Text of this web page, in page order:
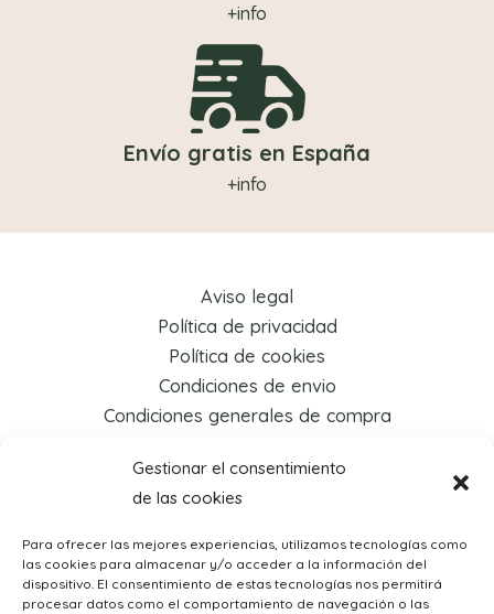
Gestionar el consentimiento
de las cookies
Para ofrecer las mejores experiencias, utilizamos tecnologías como
las cookies para almacenar y/o acceder a la información del
dispositivo. El consentimiento de estas tecnologías nos permitirá
procesar datos como el comportamiento de navegación o las
+info
Envío gratis en España
+info
Aviso legal
Política de privacidad
Política de cookies
Condiciones de envio
Condiciones generales de compra